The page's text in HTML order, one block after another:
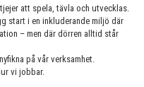
att spela, tävla och utvecklas.
start i en inkluderande miljö där
– men där dörren alltid står
på vår verksamhet.
vi jobbar.